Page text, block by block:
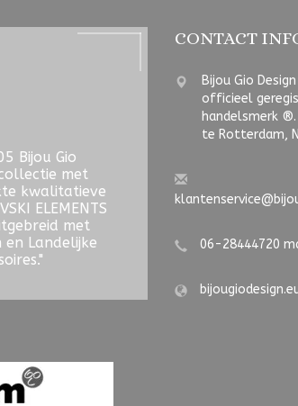
Bijou Gio
met
kwalitatieve
ELEMENTS
met
Landelijke
CONTACT
Bijou Gio
officieel
handelsmerk ®.
te Rotterdam,
06-28444720